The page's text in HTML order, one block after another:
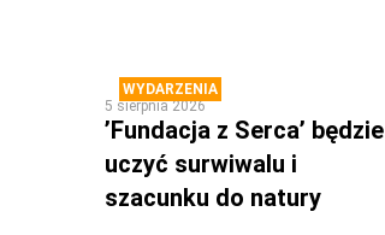
WYDARZENIA
5 sierpnia 2026
’Fundacja z Serca’ będzie
uczyć surwiwalu i
szacunku do natury